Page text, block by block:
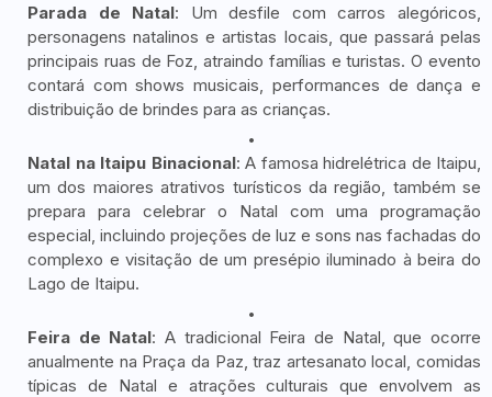
Parada de Natal: Um desfile com carros alegóricos,
personagens natalinos e artistas locais, que passará pelas
principais ruas de Foz, atraindo famílias e turistas. O evento
contará com shows musicais, performances de dança e
distribuição de brindes para as crianças.
Natal na Itaipu Binacional: A famosa hidrelétrica de Itaipu,
um dos maiores atrativos turísticos da região, também se
prepara para celebrar o Natal com uma programação
especial, incluindo projeções de luz e sons nas fachadas do
complexo e visitação de um presépio iluminado à beira do
Lago de Itaipu.
Feira de Natal: A tradicional Feira de Natal, que ocorre
anualmente na Praça da Paz, traz artesanato local, comidas
típicas de Natal e atrações culturais que envolvem as